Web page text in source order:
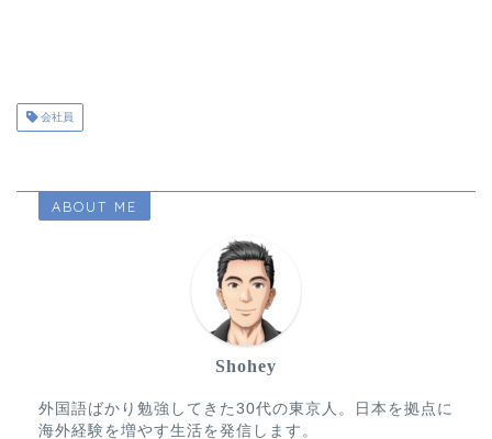
会社員
ABOUT ME
Shohey
外国語ばかり勉強してきた30代の東京人。日本を拠点に
海外経験を増やす生活を発信します。